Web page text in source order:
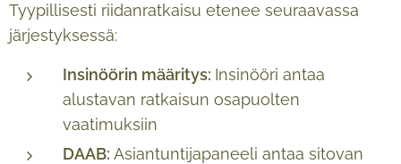
Tyypillisesti riidanratkaisu etenee seuraavassa
järjestyksessä:
Insinöörin määritys: Insinööri antaa
alustavan ratkaisun osapuolten
vaatimuksiin
DAAB: Asiantuntijapaneeli antaa sitovan